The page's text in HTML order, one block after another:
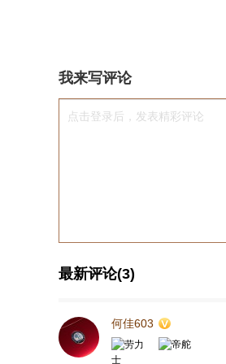
我来写评论
点击登录后，发表精彩评论
最新评论(3)
何佳603